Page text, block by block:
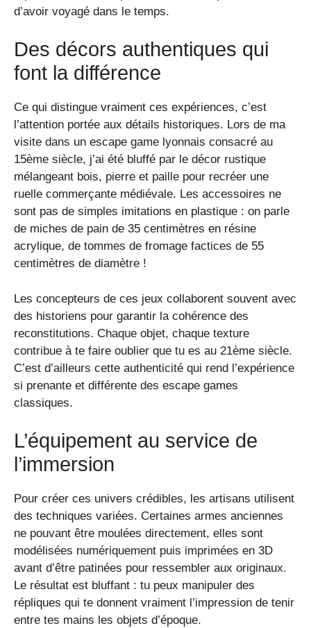
d’avoir voyagé dans le temps.
Des décors authentiques qui
font la différence
Ce qui distingue vraiment ces expériences, c’est
l’attention portée aux détails historiques. Lors de ma
visite dans un escape game lyonnais consacré au
15ème siècle, j’ai été bluffé par le décor rustique
mélangeant bois, pierre et paille pour recréer une
ruelle commerçante médiévale. Les accessoires ne
sont pas de simples imitations en plastique : on parle
de miches de pain de 35 centimètres en résine
acrylique, de tommes de fromage factices de 55
centimètres de diamètre !
Les concepteurs de ces jeux collaborent souvent avec
des historiens pour garantir la cohérence des
reconstitutions. Chaque objet, chaque texture
contribue à te faire oublier que tu es au 21ème siècle.
C’est d’ailleurs cette authenticité qui rend l’expérience
si prenante et différente des escape games
classiques.
L’équipement au service de
l’immersion
Pour créer ces univers crédibles, les artisans utilisent
des techniques variées. Certaines armes anciennes
ne pouvant être moulées directement, elles sont
modélisées numériquement puis imprimées en 3D
avant d’être patinées pour ressembler aux originaux.
Le résultat est bluffant : tu peux manipuler des
répliques qui te donnent vraiment l’impression de tenir
entre tes mains les objets d’époque.